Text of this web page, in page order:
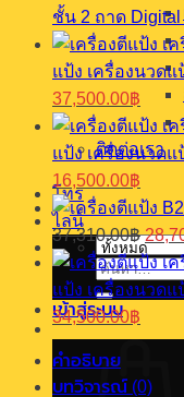
ติดต่อเรา
โทร
ไลน์
ค้นหา:
เข้าสู่ระบบ
เกอร์
พกพา
รุ่น
LM-
ชิ้น
ชั้น 2 ถาด
แป้ง เครื่องนวดแ
Original
price
was:
48,750.00฿.
37,500.00฿
price
is:
แป้ง เครื่องนวดแ
Original
price
was:
21,450.00฿.
16,500.00฿
price
is:
37,310.00฿
price
was:
แป้ง เครื่องนวดแ
Original
price
was:
44,850.00฿.
34,500.00฿
price
คำอธิบาย
บทวิจารณ์ (0)